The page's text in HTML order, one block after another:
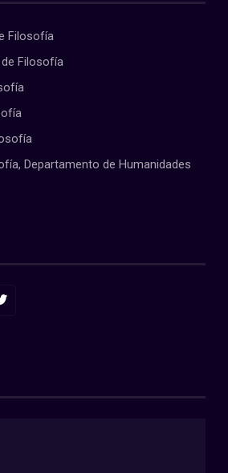
Filosofía
Filosofía
Departamento de Humanidades